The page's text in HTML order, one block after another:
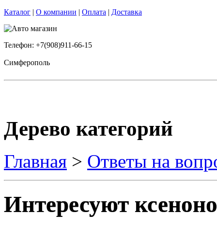
Каталог | О компании | Оплата | Доставка
Телефон: +7(908)911-66-15
Симферополь
Дерево категорий
Главная > Ответы на
Интересуют